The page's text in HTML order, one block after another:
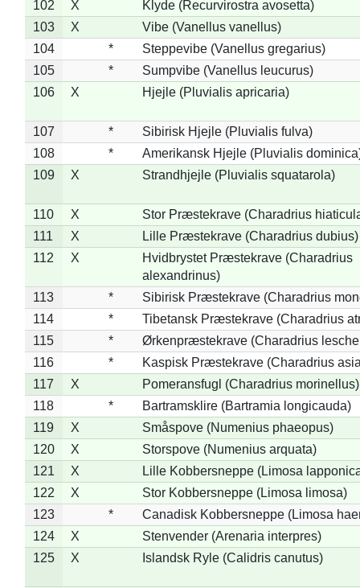
102 X
Klyde (Recurvirostra avosetta)
103
X
Vibe (Vanellus vanellus)
104
*
Steppevibe (Vanellus gregarius)
105
*
Sumpvibe (Vanellus leucurus)
106
X Hjejle (Pluvialis apricaria)
107 *
Sibirisk Hjejle (Pluvialis fulva)
108
*
Amerikansk Hjejle (Pluvialis
109
X Strandhjejle (Pluvialis squatarola)
110 X
Stor Præstekrave (Charadrius
111
X
Lille Præstekrave (Charadrius dubius)
112
X
Hvidbrystet Præstekrave (Charadrius
alexandrinus)
113
*
Sibirisk Præstekrave (Charadrius
114
*
Tibetansk Præstekrave (Charadrius
115
*
Ørkenpræstekrave (Charadrius
116
*
Kaspisk Præstekrave (Charadrius
117
X
Pomeransfugl (Charadrius morinellus)
118
*
Bartramsklire (Bartramia longicauda)
119
X
Småspove (Numenius phaeopus)
120
X
Storspove (Numenius arquata)
121
X
Lille Kobbersneppe (Limosa
122
X
Stor Kobbersneppe (Limosa limosa)
123
*
Canadisk Kobbersneppe (Limosa
124
X
Stenvender (Arenaria interpres)
125
X Islandsk Ryle (Calidris canutus)